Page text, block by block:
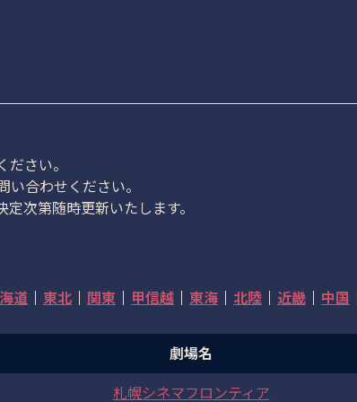
ださい。
合わせください。
次第随時更新いたします。
道
東北 関東 甲信越 東海 北陸 近畿 中国
劇場名
札幌シネマフロンティア